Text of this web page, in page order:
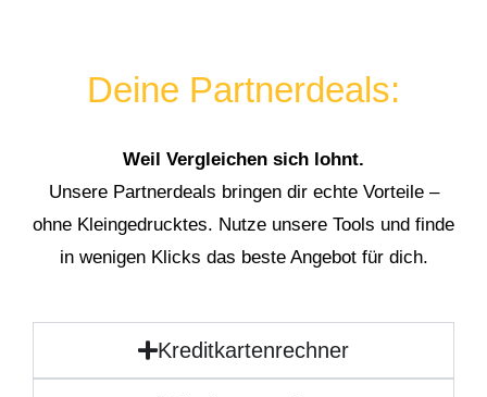
Deine Partnerdeals:
Weil Vergleichen sich lohnt.
Unsere Partnerdeals bringen dir echte Vorteile –
ohne Kleingedrucktes. Nutze unsere Tools und finde
in wenigen Klicks das beste Angebot für dich.
Kreditkartenrechner